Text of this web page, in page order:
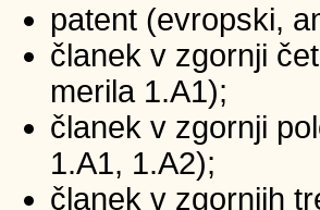
patent (evropski,
članek v zgornji
merila 1.A1);
članek v zgornji
1.A1, 1.A2);
članek v zgornjih